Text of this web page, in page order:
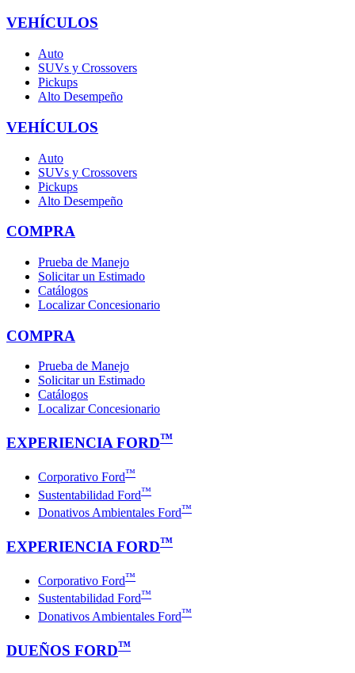
VEHÍCULOS
Auto
SUVs y Crossovers
Pickups
Alto Desempeño
VEHÍCULOS
Auto
SUVs y Crossovers
Pickups
Alto Desempeño
COMPRA
Prueba de Manejo
Solicitar un Estimado
Catálogos
Localizar Concesionario
COMPRA
Prueba de Manejo
Solicitar un Estimado
Catálogos
Localizar Concesionario
EXPERIENCIA FORD™
Corporativo Ford™
Sustentabilidad Ford™
Donativos Ambientales Ford™
EXPERIENCIA FORD™
Corporativo Ford™
Sustentabilidad Ford™
Donativos Ambientales Ford™
DUEÑOS FORD™